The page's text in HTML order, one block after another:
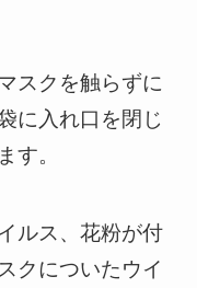
スクを触らずに
に入れ口を閉じ
す。
ルス、花粉が付
クについたウイ